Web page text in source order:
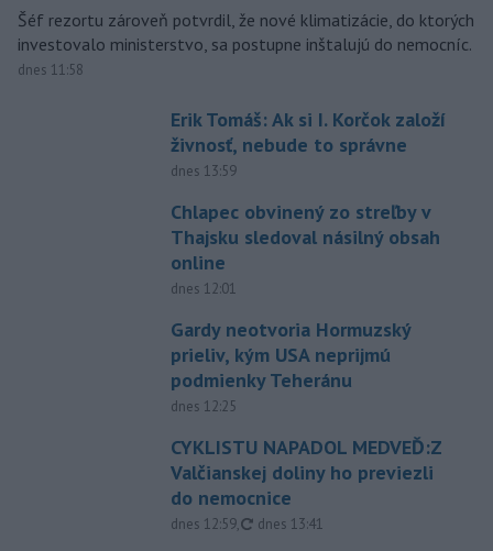
Šéf rezortu zároveň potvrdil, že nové klimatizácie, do ktorých
investovalo ministerstvo, sa postupne inštalujú do nemocníc.
dnes 11:58
Erik Tomáš: Ak si I. Korčok založí
živnosť, nebude to správne
dnes 13:59
Chlapec obvinený zo streľby v
Thajsku sledoval násilný obsah
online
dnes 12:01
Gardy neotvoria Hormuzský
prieliv, kým USA neprijmú
podmienky Teheránu
dnes 12:25
CYKLISTU NAPADOL MEDVEĎ:Z
Valčianskej doliny ho previezli
do nemocnice
dnes 12:59, aktualizované
dnes 13:41